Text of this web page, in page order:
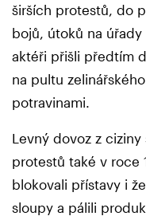
širších protestů, do
bojů, útoků na
aktéři přišli předtím
na pultu
potravinami.
Levný dovoz z
protestů také v roce
blokovali přístavy i
sloupy a pálili